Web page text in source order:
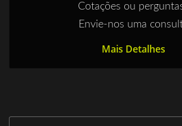
Cotações ou
Envie-nos uma
Mais Detalhes